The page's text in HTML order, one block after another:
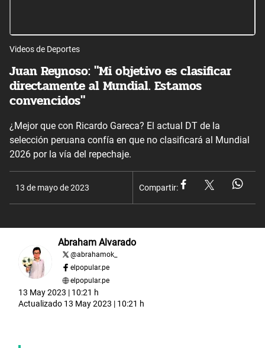
Videos de Deportes
Juan Reynoso: "Mi objetivo es clasificar
directamente al Mundial. Estamos
convencidos"
¿Mejor que con Ricardo Gareca? El actual DT de la
selección peruana confía en que no clasificará al Mundial
2026 por la vía del repechaje.
13 de mayo de 2023 Compartir:
Abraham Alvarado
@abrahamok_
elpopular.pe
elpopular.pe
13 May 2023 | 10:21 h
Actualizado 13 May 2023 | 10:21 h